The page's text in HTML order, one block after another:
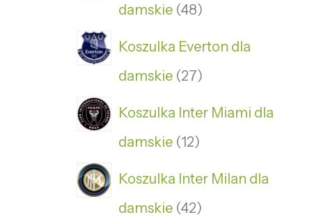
damskie 48
Koszulka Everton dla
damskie 27
Koszulka Inter Miami dla
damskie 12
Koszulka Inter Milan dla
damskie 42